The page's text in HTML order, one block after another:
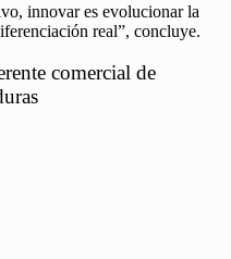
innovar es evolucionar la
real”, concluye.
comercial de